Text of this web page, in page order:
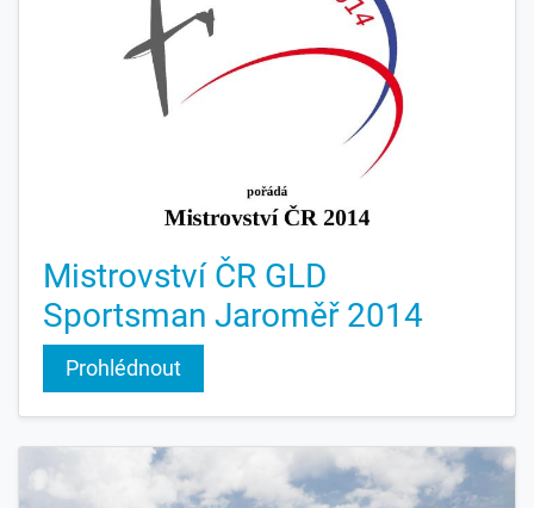
Mistrovství ČR GLD
Sportsman Jaroměř 2014
Prohlédnout